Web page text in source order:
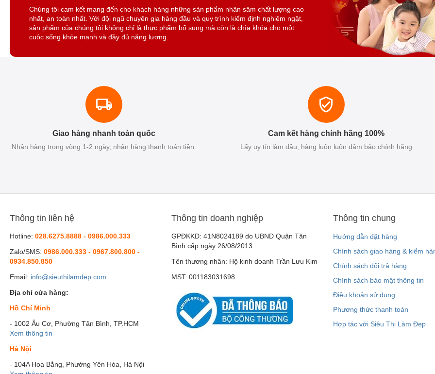
Chúng tôi cam kết mang đến cho khách hàng những sản phẩm nhân sâm chất lượng cao
nhất, an toàn nhất. Với đội ngũ chuyên gia hàng đầu và quy trình kiểm định nghiêm ngặt,
sản phẩm của chúng tôi không chỉ là thực phẩm bổ sung mà còn là chìa khóa cho một
cuộc sống khỏe mạnh và đầy đủ năng lượng.
Giao hàng nhanh toàn quốc
Nhận hàng trong vòng 1-2 ngày, nhận hàng thanh toán tiền.
Cam kết hàng chính hãng 100%
Lấy uy tín làm đầu, hàng luôn luôn đảm bảo chính hãng
Thông tin liên hệ
Hotline: 028.6275.8888 - 0986.000.333
Zalo/SMS: 0986.000.333 - 0967.800.800 -
0934.850.850
Email: info@sieuthilamdep.com
Địa chỉ cửa hàng:
Hồ Chí Minh
- 1002 Âu Cơ, Phường Tân Bình, TP.HCM
Xem thông tin
Hà Nội
- 104A Hoa Bằng, Phường Yên Hòa, Hà Nội
Thông tin doanh nghiệp
GPĐKKD: 41N8024189 do UBND Quận Tân
Bình cấp ngày 26/08/2013
Tên thương nhân: Hộ kinh doanh Trần Lưu Kim
MST: 001183031698
Thông tin chung
Hướng dẫn đặt hàng
Chính sách giao hàng & kiểm
Chính sách đổi trả hàng
Chính sách bảo mật thông tin
Điều khoản sử dụng
Phương thức thanh toán
Hợp tác với Siêu Thị Làm Đẹp